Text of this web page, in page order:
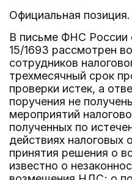
Официальная позиция.
В письме ФНС России
15/1693 рассмотрен
сотрудников
трехмесячный срок
проверки истек, а
поручения не
мероприятий
полученных по
действиях налоговых
принятия решения о
известно о